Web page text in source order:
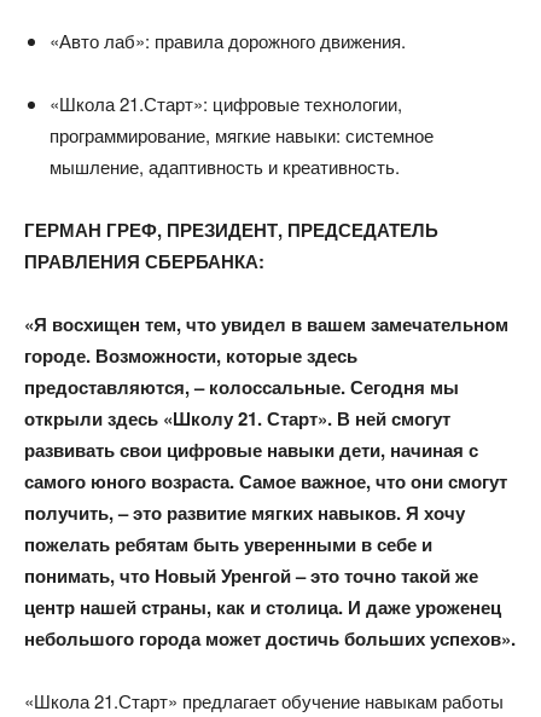
«Авто лаб»: правила дорожного движения.
«Школа 21.Старт»: цифровые технологии,
программирование, мягкие навыки: системное
мышление, адаптивность и креативность.
ГЕРМАН ГРЕФ, ПРЕЗИДЕНТ, ПРЕДСЕДАТЕЛЬ
ПРАВЛЕНИЯ СБЕРБАНКА:​
«Я восхищен тем, что увидел в вашем замечательном
городе. Возможности, которые здесь
предоставляются, – колоссальные. Сегодня мы
открыли здесь «Школу 21. Старт». В ней смогут
развивать свои цифровые навыки дети, начиная с
самого юного возраста. Самое важное, что они смогут
получить, – это развитие мягких навыков. Я хочу
пожелать ребятам быть уверенными в себе и
понимать, что Новый Уренгой – это точно такой же
центр нашей страны, как и столица. И даже уроженец
небольшого города может достичь больших успехов».​
«Школа 21.Старт» предлагает обучение навыкам работы